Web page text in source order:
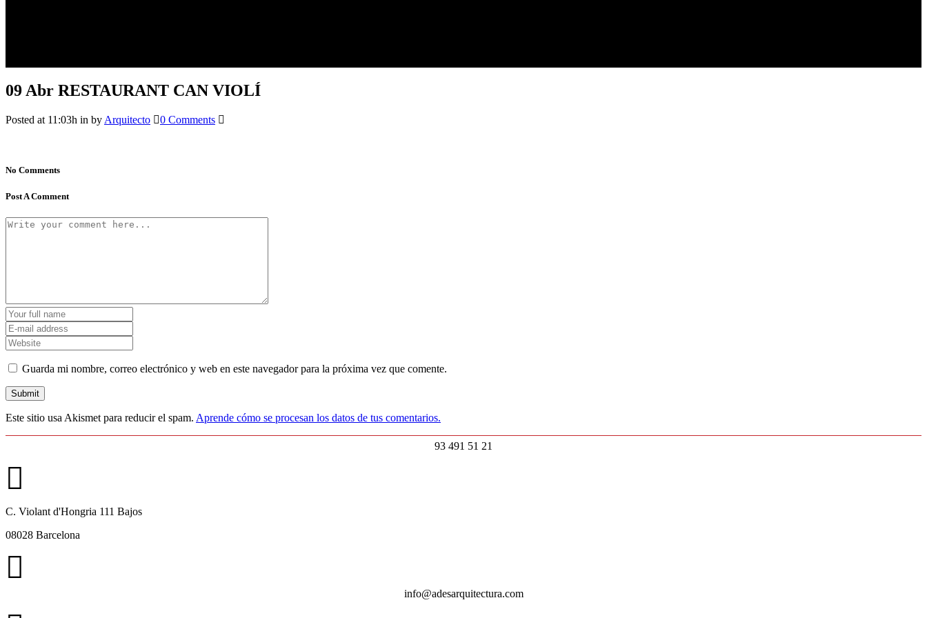
09 Abr RESTAURANT CAN VIOLÍ
Posted at 11:03h in by Arquitecto 0 Comments
No Comments
Post A Comment
Guarda mi nombre, correo electrónico y web en este navegador para la próxima vez que comente.
Este sitio usa Akismet para reducir el spam. Aprende cómo se procesan los datos de tus comentarios.
93 491 51 21
C. Violant d'Hongria 111 Bajos
08028 Barcelona
info@adesarquitectura.com